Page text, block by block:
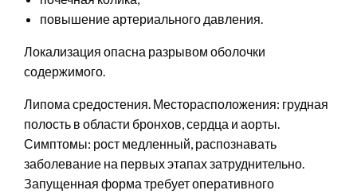
повышение артериального давления.
Локализация опасна разрывом оболочки
содержимого.
Липома средостения. Месторасположения: грудная
полость в области бронхов, сердца и аорты.
Симптомы: рост медленный, распознавать
заболевание на первых этапах затруднительно.
Запущенная форма требует оперативного